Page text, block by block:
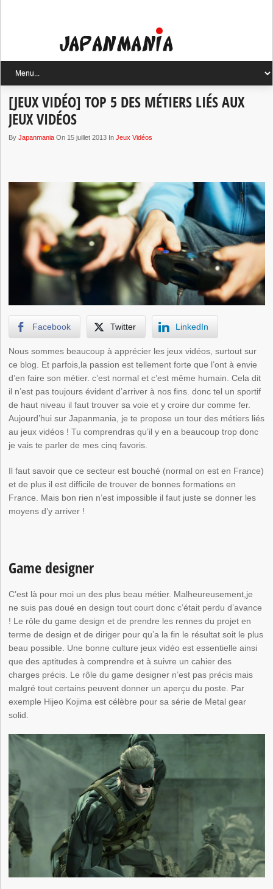
[JEUX VIDÉO] TOP 5 DES MÉTIERS LIÉS AUX
JEUX VIDÉOS
ByJapanmania On 15 juillet 2013 InJeux Vidéos
Facebook Twitter LinkedIn
Nous sommes beaucoup à apprécier les jeux vidéos, surtout sur
ce blog. Et parfois,la passion est tellement forte que l’ont à envie
d’en faire son métier. c’est normal et c’est même humain. Cela dit
il n’est pas toujours évident d’arriver à nos fins. donc tel un sportif
de haut niveau il faut trouver sa voie et y croire dur comme fer.
Aujourd’hui sur Japanmania, je te propose un tour des métiers liés
au jeux vidéos ! Tu comprendras qu’il y en a beaucoup trop donc
je vais te parler de mes cinq favoris.
Il faut savoir que ce secteur est bouché (normal on est en France)
et de plus il est difficile de trouver de bonnes formations en
France. Mais bon rien n’est impossible il faut juste se donner les
moyens d’y arriver !
Game designer
C’est là pour moi un des plus beau métier. Malheureusement,je
ne suis pas doué en design tout court donc c’était perdu d’avance
! Le rôle du game design et de prendre les rennes du projet en
terme de design et de diriger pour qu’a la fin le résultat soit le plus
beau possible. Une bonne culture jeux vidéo est essentielle ainsi
que des aptitudes à comprendre et à suivre un cahier des
charges précis. Le rôle du game designer n’est pas précis mais
malgré tout certains peuvent donner un aperçu du poste. Par
exemple Hijeo Kojima est célèbre pour sa série de Metal gear
solid.